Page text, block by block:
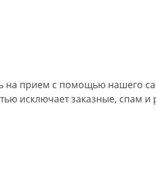
на прием с помощью нашего
исключает заказные, спам